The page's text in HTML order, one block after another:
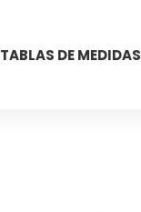
TABLAS DE MEDIDAS